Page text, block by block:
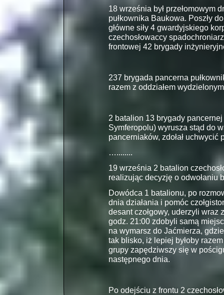
18 września był przełomowym
pułkownika Baukowa. Poszły
główne siły 4 gwardyjskiego
czechosłowaccy
frontowej 42 brygady
237 brygada pancerna
razem z oddziałem
2 batalion 13 brygady
Symferopolu) wyrusza stąd do
pancerniaków, zdołał
…........
19 września 2 batalion
realizując decyzję o odwołaniu
Dowódca 1 batalionu, po
dnia działania i pomóc
desant czołgowy, uderzyli
godz. 21:00 zdobyli samą
na wymarsz do Jaćmierza,
tak blisko, iż lepiej byłoby
grupy zapędziwszy się w
następnego dnia.
Po odejściu z frontu 2